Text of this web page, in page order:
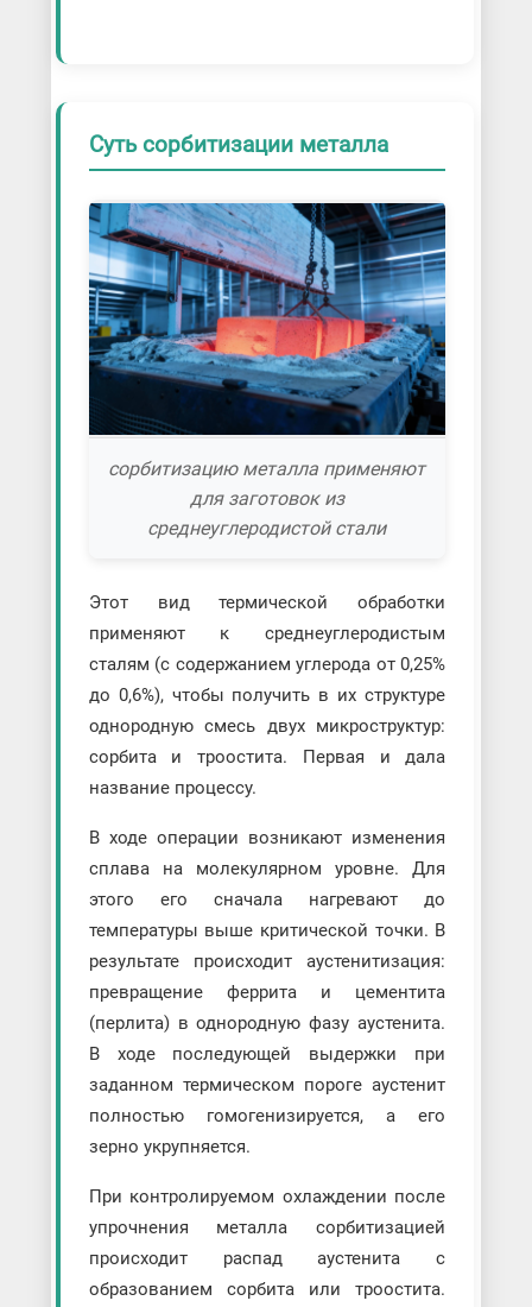
Суть сорбитизации металла
сорбитизацию металла применяют
для заготовок из
среднеуглеродистой стали
Этот вид термической обработки
применяют к среднеуглеродистым
сталям (с содержанием углерода от 0,25%
до 0,6%), чтобы получить в их структуре
однородную смесь двух микроструктур:
сорбита и троостита. Первая и дала
название процессу.
В ходе операции возникают изменения
сплава на молекулярном уровне. Для
этого его сначала нагревают до
температуры выше критической точки. В
результате происходит аустенитизация:
превращение феррита и цементита
(перлита) в однородную фазу аустенита.
В ходе последующей выдержки при
заданном термическом пороге аустенит
полностью гомогенизируется, а его
зерно укрупняется.
При контролируемом охлаждении после
упрочнения металла сорбитизацией
происходит распад аустенита с
образованием сорбита или троостита.